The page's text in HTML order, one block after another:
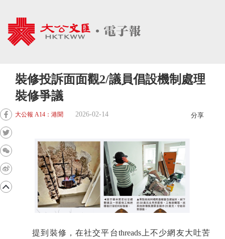
裝修投訴面面觀2/議員倡設機制處理
裝修爭議
大公報 A14：港聞 2026-02-14 分享
提到裝修，在社交平台threads上不少網友大吐苦